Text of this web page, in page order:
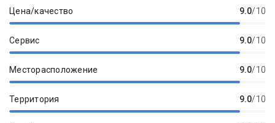
Цена/качество 9.0/10
Сервис 9.0/10
Месторасположение 9.0/10
Территория 9.0/10